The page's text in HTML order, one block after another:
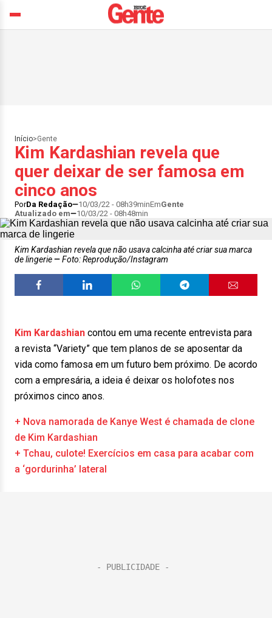
Início>Gente
Kim Kardashian revela que
quer deixar de ser famosa em
cinco anos
PorDa Redação 10/03/22 - 08h39minEmGente
Atualizado em
10/03/22 - 08h48min
Kim Kardashian revela que não usava calcinha até criar sua marca
de lingerie
Foto: Reprodução/Instagram
Kim Kardashian contou em uma recente entrevista para
a revista “Variety” que tem planos de se aposentar da
vida como famosa em um futuro bem próximo. De acordo
com a empresária, a ideia é deixar os holofotes nos
próximos cinco anos.
+ Nova namorada de Kanye West é chamada de clone
de Kim Kardashian
+ Tchau, culote! Exercícios em casa para acabar com
a ‘gordurinha’ lateral